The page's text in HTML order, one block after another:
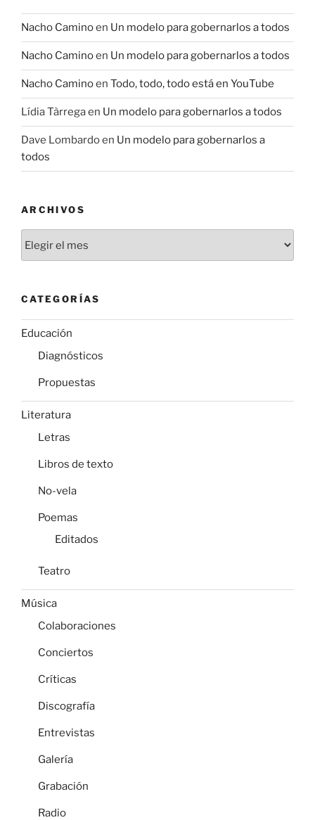
Nacho Caminoen Un modelo para gobernarlos a todos
Nacho Caminoen Un modelo para gobernarlos a todos
Nacho Caminoen Todo, todo, todo está en YouTube
Lídia Tàrregaen Un modelo para gobernarlos a todos
Dave Lombardoen Un modelo para gobernarlos a
todos
ARCHIVOS
CATEGORÍAS
Educación
Diagnósticos
Propuestas
Literatura
Letras
Libros de texto
No-vela
Poemas
Editados
Teatro
Música
Colaboraciones
Conciertos
Críticas
Discografía
Entrevistas
Galería
Grabación
Radio